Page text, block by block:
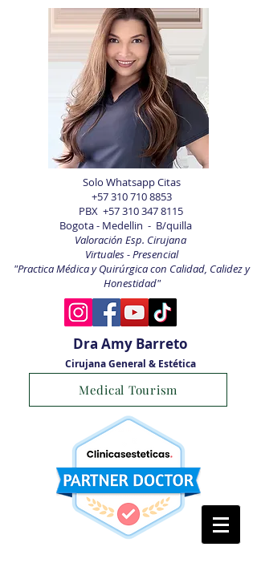
Solo Whatsapp Citas
+57 310 710 8853
PBX +57 310 347 8115
Bogota - Medellin - B/quilla
Valoración Esp. Cirujana
Virtuales - Presencial
"Practica Médica y Quirúrgica con Calidad, Calidez y
Honestidad"
Dra Amy Barreto
Cirujana General & Estética
Medical Tourism